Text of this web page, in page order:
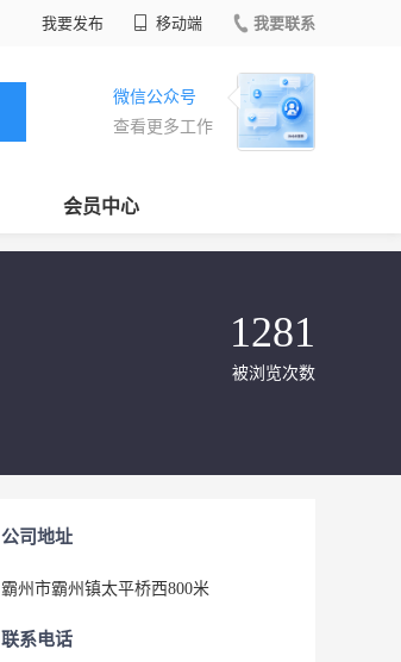
我要发布 移动端 我要联系
微信公众号
查看更多工作
会员中心
1281
被浏览次数
公司地址
霸州市霸州镇太平桥西800米
联系电话